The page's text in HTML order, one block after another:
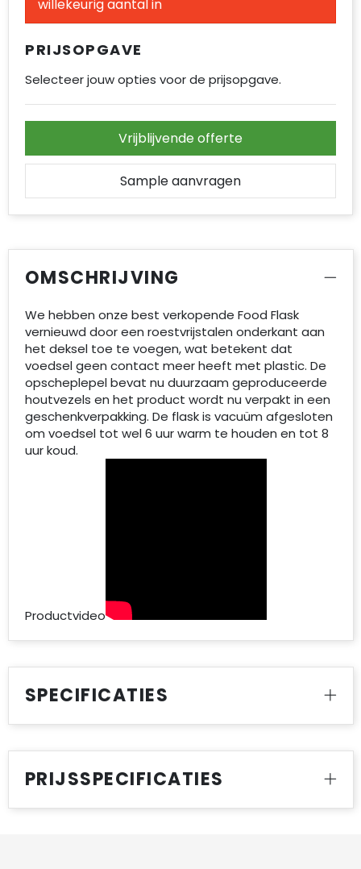
Accessoires voor tassen
Duffeltassen
Aktetassen
Waterbestendige tassen
Opvouwbare tassen
Goodiebags
willekeurig aantal in
PRIJSOPGAVE
Selecteer jouw opties voor de prijsopgave.
Vrijblijvende offerte
Sample aanvragen
OMSCHRIJVING
We hebben onze best verkopende Food Flask
vernieuwd door een roestvrijstalen onderkant aan
het deksel toe te voegen, wat betekent dat
voedsel geen contact meer heeft met plastic. De
opscheplepel bevat nu duurzaam geproduceerde
houtvezels en het product wordt nu verpakt in een
geschenkverpakking. De flask is vacuüm afgesloten
om voedsel tot wel 6 uur warm te houden en tot 8
uur koud.
Productvideo
SPECIFICATIES
PRIJSSPECIFICATIES